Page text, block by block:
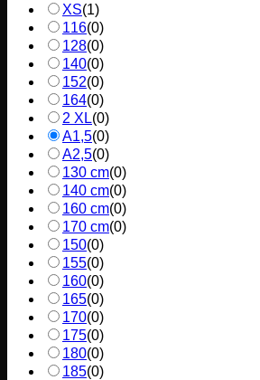
XS(1)
116(0)
128(0)
140(0)
152(0)
164(0)
2 XL(0)
A1,5(0)
A2,5(0)
130 cm(0)
140 cm(0)
160 cm(0)
170 cm(0)
150(0)
155(0)
160(0)
165(0)
170(0)
175(0)
180(0)
185(0)